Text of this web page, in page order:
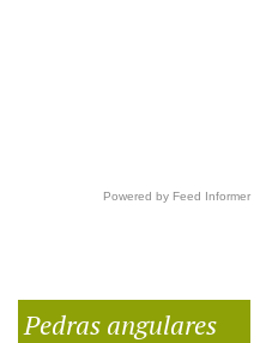
Powered by Feed Informer
Pedras angulares